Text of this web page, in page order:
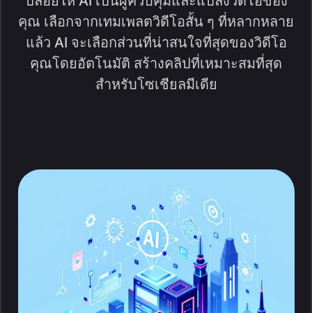
คุณ เลือกจากเทมเพลตวิดีโอสั้น ๆ ที่หลากหลาย
แล้ว AI จะเลือกส่วนที่น่าสนใจที่สุดของวิดีโอ
คุณโดยอัตโนมัติ สร้างคลิปที่เหมาะสมที่สุด
สำหรับโซเชียลมีเดีย